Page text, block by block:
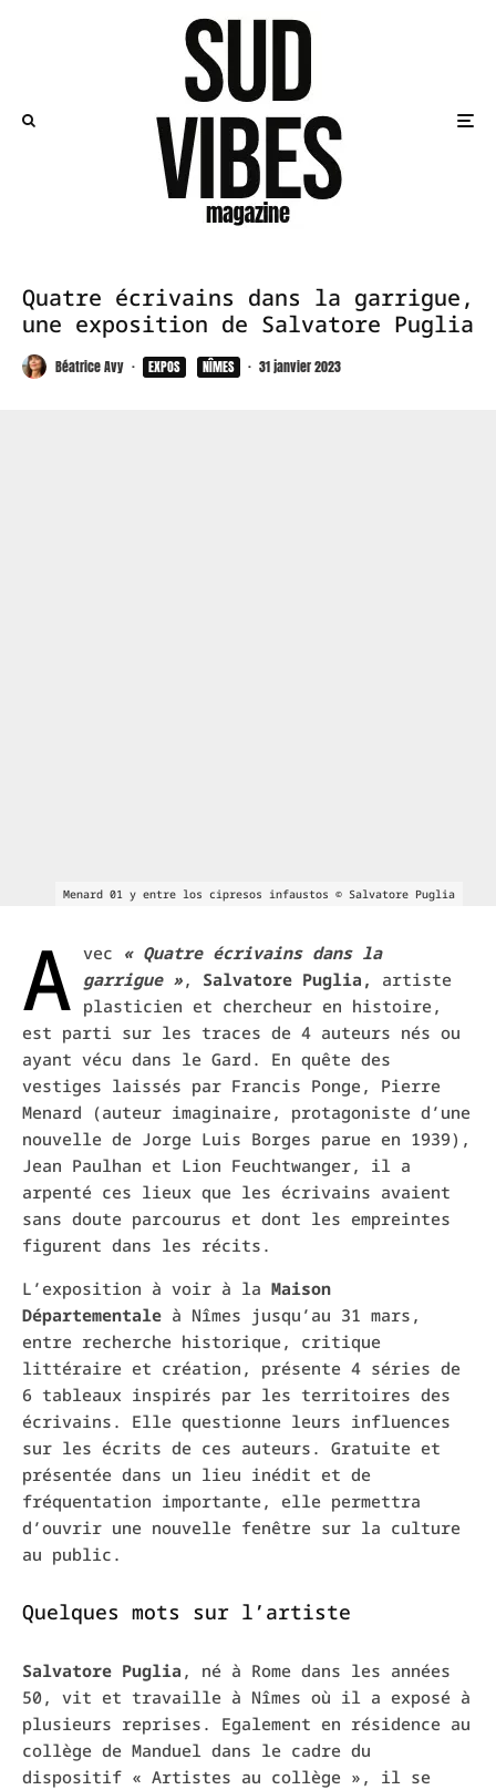
Quatre écrivains dans la garrigue,
une exposition de Salvatore Puglia
Béatrice Avy · EXPOS NÎMES · 31 janvier 2023
Menard 01 y entre los cipresos infaustos © Salvatore Puglia
A vec « Quatreécrivains dans la
garrigue », Salvatore Puglia, artiste
plasticien et chercheur en histoire,
est parti sur les traces de 4 auteurs nés ou
ayant vécu dans le Gard. En quête des
vestiges laissés par Francis Ponge, Pierre
Menard (auteur imaginaire, protagoniste d’une
nouvelle de Jorge Luis Borges parue en 1939),
Jean Paulhan et Lion Feuchtwanger, il a
arpenté ces lieux que les écrivains avaient
sans doute parcourus et dont les empreintes
figurent dans les récits.
L’exposition à voir à la Maison
Départementale à Nîmes jusqu’au 31 mars,
entre recherche historique, critique
littéraire et création, présente 4 séries de
6 tableaux inspirés par les territoires des
écrivains. Elle questionne leurs influences
sur les écrits de ces auteurs. Gratuite et
présentée dans un lieu inédit et de
fréquentation importante, elle permettra
d’ouvrir une nouvelle fenêtre sur la culture
au public.
Quelques mots sur l’artiste
Salvatore Puglia , né à Rome dans les années
50, vit et travaille à Nîmes où il a exposé à
plusieurs reprises. Egalement en résidence au
collège de Manduel dans le cadre du
dispositif « Artistes au collège », il se